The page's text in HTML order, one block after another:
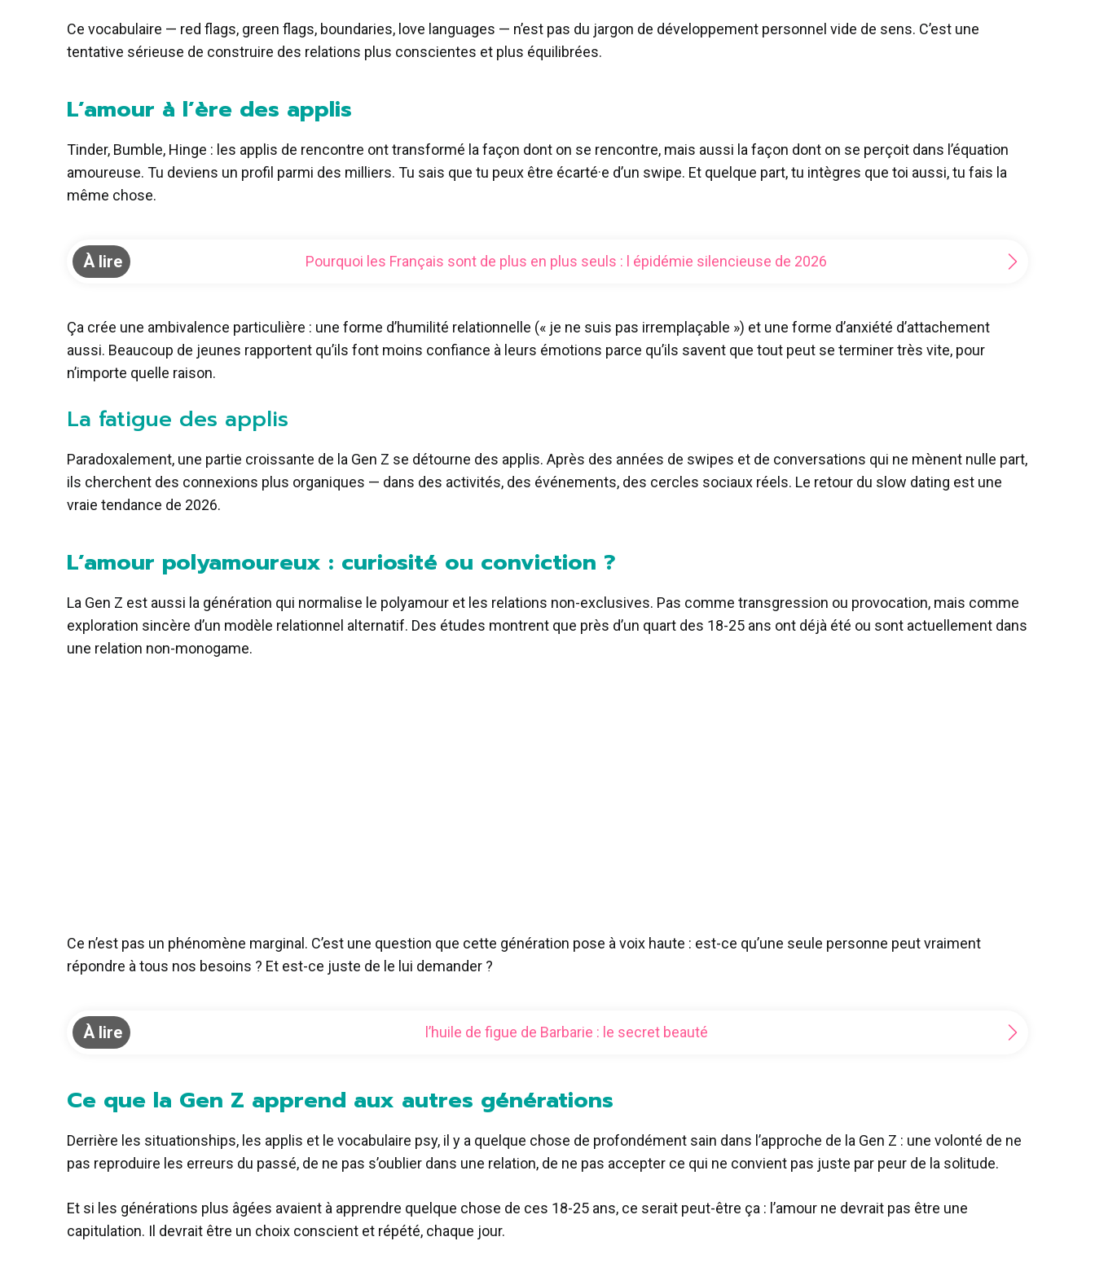
Ce vocabulaire — red flags, green flags, boundaries, love languages — n’est pas du jargon de développement personnel vide de sens. C’est une
tentative sérieuse de construire des relations plus conscientes et plus équilibrées.
L’amour à l’ère des applis
Tinder, Bumble, Hinge : les applis de rencontre ont transformé la façon dont on se rencontre, mais aussi la façon dont on se perçoit dans l’équation
amoureuse. Tu deviens un profil parmi des milliers. Tu sais que tu peux être écarté·e d’un swipe. Et quelque part, tu intègres que toi aussi, tu fais la
même chose.
À lire Pourquoi les Français sont de plus en plus seuls : l épidémie silencieuse de 2026
Ça crée une ambivalence particulière : une forme d’humilité relationnelle (« je ne suis pas irremplaçable ») et une forme d’anxiété d’attachement
aussi. Beaucoup de jeunes rapportent qu’ils font moins confiance à leurs émotions parce qu’ils savent que tout peut se terminer très vite, pour
n’importe quelle raison.
La fatigue des applis
Paradoxalement, une partie croissante de la Gen Z se détourne des applis. Après des années de swipes et de conversations qui ne mènent nulle part,
ils cherchent des connexions plus organiques — dans des activités, des événements, des cercles sociaux réels. Le retour du slow dating est une
vraie tendance de 2026.
L’amour polyamoureux : curiosité ou conviction ?
La Gen Z est aussi la génération qui normalise le polyamour et les relations non-exclusives. Pas comme transgression ou provocation, mais comme
exploration sincère d’un modèle relationnel alternatif. Des études montrent que près d’un quart des 18-25 ans ont déjà été ou sont actuellement dans
une relation non-monogame.
Ce n’est pas un phénomène marginal. C’est une question que cette génération pose à voix haute : est-ce qu’une seule personne peut vraiment
répondre à tous nos besoins ? Et est-ce juste de le lui demander ?
À lire l’huile de figue de Barbarie : le secret beauté
Ce que la Gen Z apprend aux autres générations
Derrière les situationships, les applis et le vocabulaire psy, il y a quelque chose de profondément sain dans l’approche de la Gen Z : une volonté de ne
pas reproduire les erreurs du passé, de ne pas s’oublier dans une relation, de ne pas accepter ce qui ne convient pas juste par peur de la solitude.
Et si les générations plus âgées avaient à apprendre quelque chose de ces 18-25 ans, ce serait peut-être ça : l’amour ne devrait pas être une
capitulation. Il devrait être un choix conscient et répété, chaque jour.